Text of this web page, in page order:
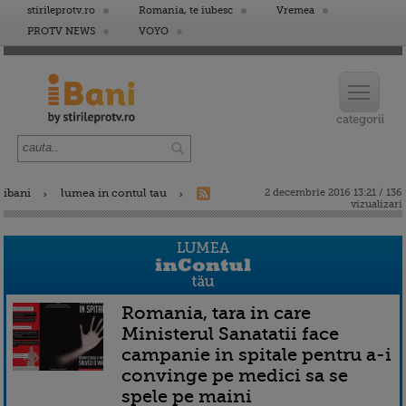
stirileprotv.ro Romania, te iubesc
Vremea
PROTV NEWS
VOYO
ibani lumea in contul tau
2 decembrie 2016 13:21 / 136
vizualizari
Romania, tara in care
Ministerul Sanatatii face
campanie in spitale pentru a-i
convinge pe medici sa se
spele pe maini